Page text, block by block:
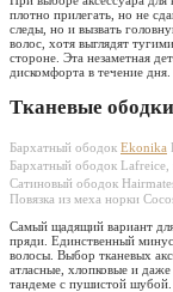
плотно прилегать, но не
следы, но и вызвать
волос, хотя выглядят
стороне. Эта незаметная
дискомфорта в течение дня.
Тканевые ободки
Бархатный ободок Ekonika
Бархатный ободок Lafreice,
Сатиновый ободок
Повязка из меха норки
Самый щадящий вариант
пряди. Единственный
волосы. Выбор тканевых
атласные, хлопковые и
тандеме с пушистой шубой.